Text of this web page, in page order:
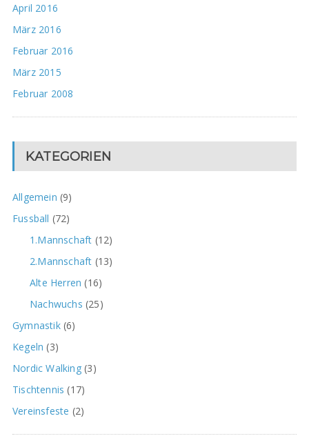
April 2016
März 2016
Februar 2016
März 2015
Februar 2008
KATEGORIEN
Allgemein (9)
Fussball (72)
1.Mannschaft (12)
2.Mannschaft (13)
Alte Herren (16)
Nachwuchs (25)
Gymnastik(6)
Kegeln (3)
Nordic Walking(3)
Tischtennis (17)
Vereinsfeste (2)